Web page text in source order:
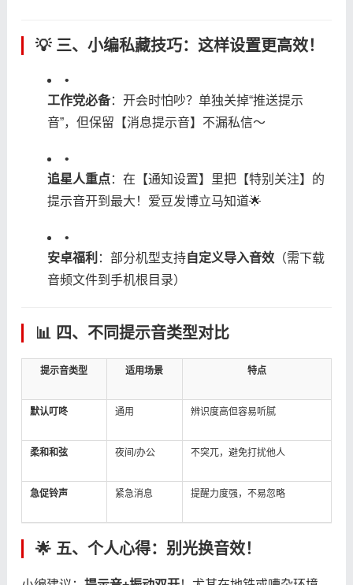
💡 三、小编私藏技巧：这样设置更高效！
•
​工作党必备​​：开会时怕吵？单独关掉“推送提示
音”，但保留【消息提示音】不漏私信～
•
​追星人重点​​：在【通知设置】里把【特别关注】的
提示音开到最大！爱豆发博立马知道🌟
•
​安卓福利​ ​：部分机型支持​​自定义导入音效​​（需下载
音频文件到手机根目录）
📊 四、不同提示音类型对比
​提示音类型​ ​适用场景​ ​特点​
​默认叮咚​ 通用 辨识度高但容易听腻
​柔和和弦​ 夜间/办公 不突兀，避免打扰他人
​急促铃声​ 紧急消息 提醒力度强，不易忽略
🌟 五、个人心得：别光换音效！